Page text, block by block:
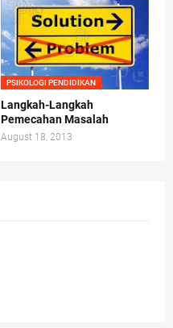
PSIKOLOGI PENDIDIKAN
Langkah-Langkah
Pemecahan Masalah
August 18, 2013